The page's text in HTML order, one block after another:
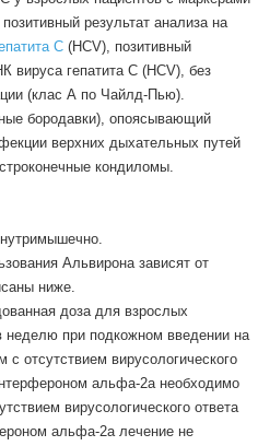
результат анализа на
С(HCV), позитивный
вируса гепатита С (HCV), без
(клас А по Чайлд-Пью).
бородавки), опоясывающий
верхних дыхательных путей
кондиломы.
Альвирона зависят от
ниже.
доза для взрослых
при подкожном введении на
отсутствием вирусологического
альфа-2а необходимо
вирусологического ответа
альфа-2а лечение не